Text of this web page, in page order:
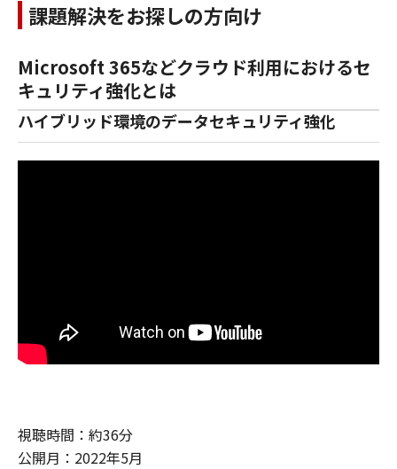
課題解決をお探しの方向け
Microsoft 365などクラウド利用におけるセ
キュリティ強化とは
ハイブリッド環境のデータセキュリティ強化
視聴時間：約36分
公開月：2022年5月